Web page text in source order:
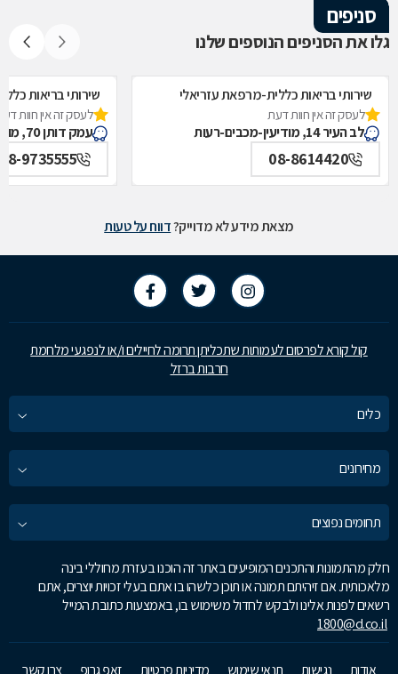
סניפים
גלו את הסניפים הנוספים שלנו
שירותי בריאות כללית-מרפאת עזריאלי
ראשונית, מודיעין-מכבים-רעות
לעסק זה אין חוות דעת
לב העיר 14, מודיעין-מכבים-רעות
08-8614420
שירותי בריאות
לעסק זה אין חוות
עמק דותן 70, מודיעין-מכבים-רעות
08-9735555
מצאת מידע לא מדוייק?דווח על טעות
קול קורא לפרסום לעמותות שתכליתן תרומה לחיילים ו/או לנפגעי מלחמת
חרבות ברזל
כלים
מחירונים
תחומים נפוצים
חלק מהתמונות והתכנים המופיעים באתר זה הוכנו בעזרת מחוללי בינה
מלאכותית. אם זיהיתם תמונה או תוכן כלשהו בו אתם בעלי זכויות יוצרים, אתם
רשאים לפנות אלינו ולבקש לחדול משימוש בו, באמצעות כתובת המייל
1800@d.co.il
אודות נגישות תנאי שימוש מדיניות פרטיות זאפ גרופ צרו קשר